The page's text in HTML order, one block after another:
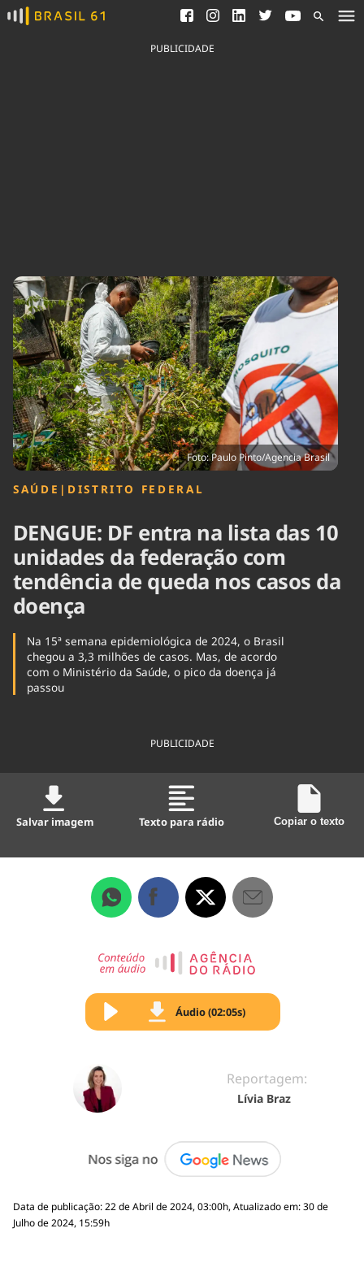
Ver todas as notícias
Saneamento
Indicadores
Agronegócios
Brasil
Brasil Mineral
Ciência &
Tecnologia
Cinema
Comportamento
Cultura
Economia
Educação
Infraestrutura
Internacional
Meio Ambiente
Podcast
Política
Saúde
Tempo
PUBLICIDADE
Foto: Paulo Pinto/Agencia Brasil
SAÚDE | DISTRITO FEDERAL
DENGUE: DF entra na lista das 10
unidades da federação com
tendência de queda nos casos da
doença
Na 15ª semana epidemiológica de 2024, o Brasil
chegou a 3,3 milhões de casos. Mas, de acordo
com o Ministério da Saúde, o pico da doença já
passou
PUBLICIDADE
Salvar imagem Texto para rádio Copiar o texto
Áudio (02:05s)
Reportagem:
Lívia Braz
Data de publicação: 22 de Abril de 2024, 03:00h, Atualizado em: 30 de
Julho de 2024, 15:59h